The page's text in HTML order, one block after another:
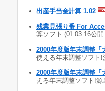
出産手当金計算 1.02
残業見張り番 For
算ソフト (01.03.16公開
2000年度版年末調整
使える年末調整ソフト!
2000年度版年末調整
える年末調整ソフト!